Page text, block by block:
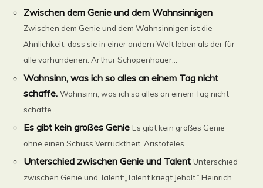
Zwischen dem Genie und dem Wahnsinnigen
Zwischen dem Genie und dem Wahnsinnigen ist die
Ähnlichkeit, dass sie in einer andern Welt leben als der für
alle vorhandenen. Arthur Schopenhauer...
Wahnsinn, was ich so alles an einem Tag nicht
schaffe. Wahnsinn, was ich so alles an einem Tag nicht
schaffe....
Es gibt kein großes Genie Es gibt kein großes Genie
ohne einen Schuss Verrücktheit. Aristoteles...
Unterschied zwischen Genie und Talent Unterschied
zwischen Genie und Talent:„Talent kriegt Jehalt.“ Heinrich